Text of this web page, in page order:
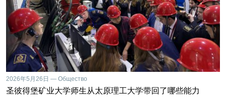
2026年5月26日 — Общество
圣彼得堡矿业大学师生从太原理工大学带回了哪些能力